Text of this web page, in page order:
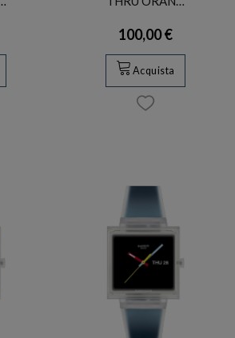
100,00 €
Acquista